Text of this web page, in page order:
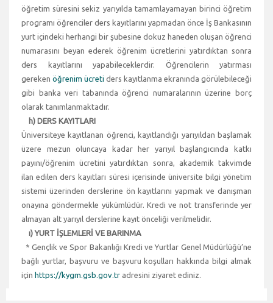
öğretim süresini sekiz yarıyılda tamamlayamayan birinci öğretim
programı öğrenciler ders kayıtlarını yapmadan önce İş Bankasının
yurt içindeki herhangi bir şubesine dokuz haneden oluşan öğrenci
numarasını beyan ederek öğrenim ücretlerini yatırdıktan sonra
ders kayıtlarını yapabileceklerdir. Öğrencilerin yatırması
gereken öğrenim ücreti ders kayıtlanma ekranında görülebileceği
gibi banka veri tabanında öğrenci numaralarının üzerine borç
olarak tanımlanmaktadır.
h) DERS KAYITLARI
Üniversiteye kayıtlanan öğrenci, kayıtlandığı yarıyıldan başlamak
üzere mezun oluncaya kadar her yarıyıl başlangıcında katkı
payını/öğrenim ücretini yatırdıktan sonra, akademik takvimde
ilan edilen ders kayıtları süresi içerisinde üniversite bilgi yönetim
sistemi üzerinden derslerine ön kayıtlarını yapmak ve danışman
onayına göndermekle yükümlüdür. Kredi ve not transferinde yer
almayan alt yarıyıl derslerine kayıt önceliği verilmelidir.
ı) YURT İŞLEMLERİ VE BARINMA
* Gençlik ve Spor Bakanlığı Kredi ve Yurtlar Genel Müdürlüğü’ne
bağlı yurtlar, başvuru ve başvuru koşulları hakkında bilgi almak
için https://kygm.gsb.gov.tr adresini ziyaret ediniz.